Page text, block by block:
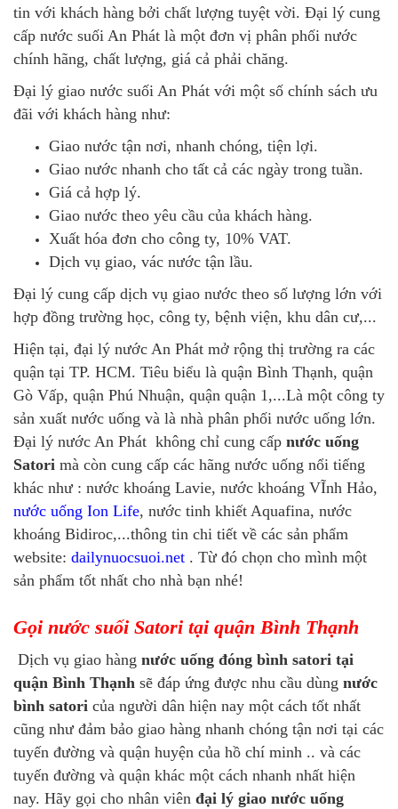
tin với khách hàng bởi chất lượng tuyệt vời. Đại lý cung
cấp nước suối An Phát là một đơn vị phân phối nước
chính hãng, chất lượng, giá cả phải chăng.
Đại lý giao nước suối An Phát với một số chính sách ưu
đãi với khách hàng như:
Giao nước tận nơi, nhanh chóng, tiện lợi.
Giao nước nhanh cho tất cả các ngày trong tuần.
Giá cả hợp lý.
Giao nước theo yêu cầu của khách hàng.
Xuất hóa đơn cho công ty, 10% VAT.
Dịch vụ giao, vác nước tận lầu.
Đại lý cung cấp dịch vụ giao nước theo số lượng lớn với
hợp đồng trường học, công ty, bệnh viện, khu dân cư,...
Hiện tại, đại lý nước An Phát mở rộng thị trường ra các
quận tại TP. HCM. Tiêu biểu là quận Bình Thạnh, quận
Gò Vấp, quận Phú Nhuận, quận quận 1,...Là một công ty
sản xuất nước uống và là nhà phân phối nước uống lớn.
Đại lý nước An Phát không chỉ cung cấp nước uống
Satori mà còn cung cấp các hãng nước uống nổi tiếng
khác như : nước khoáng Lavie, nước khoáng VĨnh Hảo,
nước uống Ion Life, nước tinh khiết Aquafina, nước
khoáng Bidiroc,...thông tin chi tiết về các sản phẩm
website: dailynuocsuoi.net . Từ đó chọn cho mình một
sản phẩm tốt nhất cho nhà bạn nhé!
Gọi nước suối Satori tại quận Bình Thạnh
Dịch vụ giao hàng nước uống đóng bình satori tại
quận Bình Thạnh sẽ đáp ứng được nhu cầu dùng nước
bình satori của người dân hiện nay một cách tốt nhất
cũng như đảm bảo giao hàng nhanh chóng tận nơi tại các
tuyến đường và quận huyện của hồ chí minh .. và các
tuyến đường và quận khác một cách nhanh nhất hiện
nay. Hãy gọi cho nhân viên đại lý giao nước uống